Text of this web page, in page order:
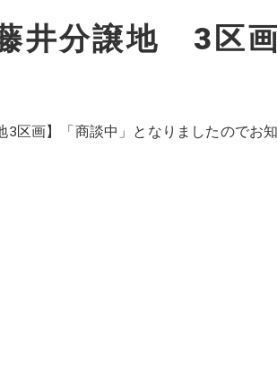
井分譲地 3区画
3区画】「商談中」となりましたのでお